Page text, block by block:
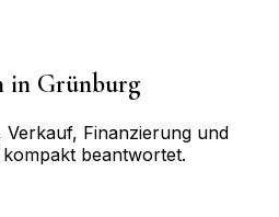
in Grünburg
Finanzierung und
beantwortet.